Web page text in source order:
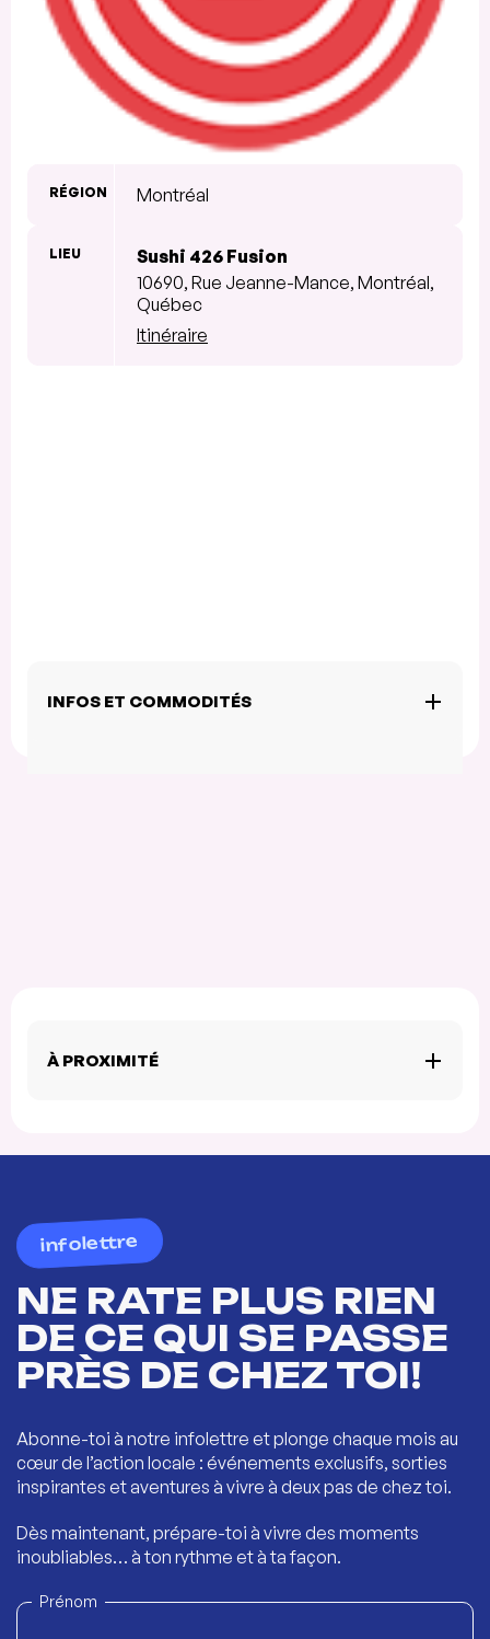
RÉGION Montréal
LIEU
Sushi 426 Fusion
10690, Rue Jeanne-Mance, Montréal,
Québec
Itinéraire
INFOS ET COMMODITÉS
À PROXIMITÉ
infolettre
NE RATE PLUS RIEN
DE CE QUI SE PASSE
PRÈS DE CHEZ TOI!
Abonne-toi à notre infolettre et plonge chaque mois au
cœur de l’action locale : événements exclusifs, sorties
inspirantes et aventures à vivre à deux pas de chez toi.
Dès maintenant, prépare-toi à vivre des moments
inoubliables… à ton rythme et à ta façon.
Prénom